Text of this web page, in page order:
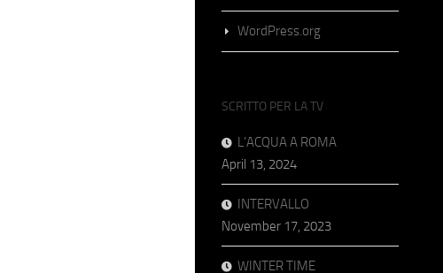
WordPress.org
SCRITTO PER LA TV
L’ACQUA A ROMA
April 13, 2024
INTERVALLO
November 17, 2023
WINTER TIME